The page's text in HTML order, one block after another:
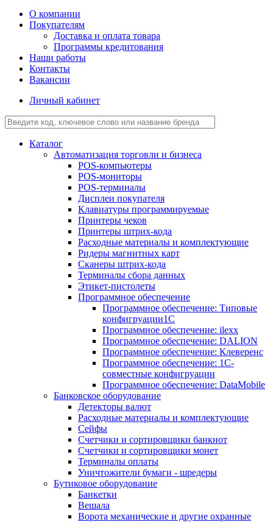
О компании
Покупателям
Доставка и оплата товара
Программы кредитования
Наши работы
Контакты
Вакансии
Личный кабинет
Каталог
Автоматизация торговли и бизнеса
POS-компьютеры
POS-мониторы
POS-терминалы
Дисплеи покупателя
Клавиатуры программируемые
Принтеры чеков
Принтеры штрих-кода
Расходные материалы и комплектующие
Ридеры магнитных карт
Сканеры штрих-кода
Терминалы сбора данных
Этикет-пистолеты
Программное обеспечение
Программное обеспечение: Типовые
конфигруации1С
Программное обеспечение: ilexx
Программное обеспечение: DALION
Программное обеспечение: Клеверенс
Программное обеспечение: 1С-
совместные конфигруации
Программное обеспечение: DataMobile
Банковское оборудование
Детекторы валют
Расходные материалы и комплектующие
Сейфы
Счетчики и сортировщики банкнот
Счетчики и сортировщики монет
Терминалы оплаты
Уничтожители бумаги - шредеры
Бутиковое оборудование
Банкетки
Вешала
Ворота механические и другие охранные